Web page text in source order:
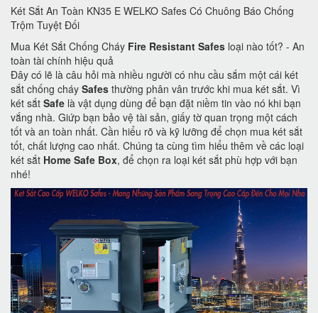
Két Sắt An Toàn KN35 E WELKO Safes Có Chuông Báo Chống
Trộm Tuyệt Đối
Mua Két Sắt Chống Cháy Fire Resistant Safes loại nào tốt? - An
toàn tài chính hiệu quả
Đây có lẽ là câu hỏi mà nhiều người có nhu cầu sắm một cái két
sắt chống cháy Safes thường phân vân trước khi mua két sắt. Vì
két sắt Safe là vật dụng dùng để bạn đặt niềm tin vào nó khi bạn
vắng nhà. Giứp bạn bảo vệ tài sản, giấy tờ quan trọng một cách
tốt và an toàn nhất. Cần hiểu rõ và kỹ lưỡng để chọn mua két sắt
tốt, chất lượng cao nhất. Chúng ta cùng tìm hiểu thêm về các loại
két sắt Home Safe Box, để chọn ra loại két sắt phù hợp với bạn
nhé!